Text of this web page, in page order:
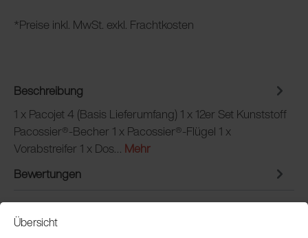
*Preise inkl. MwSt. exkl. Frachtkosten
Beschreibung
1 x Pacojet 4 (Basis Lieferumfang) 1 x 12er Set Kunststoff
Pacossier®-Becher 1 x Pacossier®-Flügel 1 x
Vorabstreifer 1 x Dos… Mehr
Bewertungen
Übersicht